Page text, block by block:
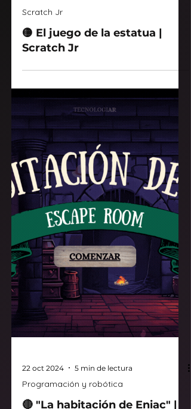
🟡 El juego de la estatua |
22 oct 2024 5 min de lectura
Programación y robótica